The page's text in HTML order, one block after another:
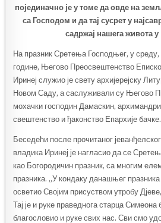
појединачно је у томе да овде на
са Господом и да тај сусрет у
садржај нашега живота у
На празник Сретења Господњег, у
године, Његово Преосвештенство
Иринеј служио је свету архијерејску
Новом Саду, а саслуживали су Његово
мохачки господин Дамаскин,
свештенство и ђаконство Епархије бачке.
Беседећи после прочитаног
владика Иринеј је нагласио да се
као Богородичин празник, са многим
празника. „У кондаку данашњег празника
осветио Својим присуством утробу
Тај је и руке праведнога старца
благословио и руке свих нас. Сви смо